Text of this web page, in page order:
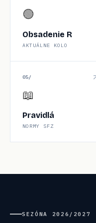
🟢
Obsadenie R
AKTUÁLNE KOLO
05/
📖
Pravidlá
NORMY SFZ
SEZÓNA 2026/2027